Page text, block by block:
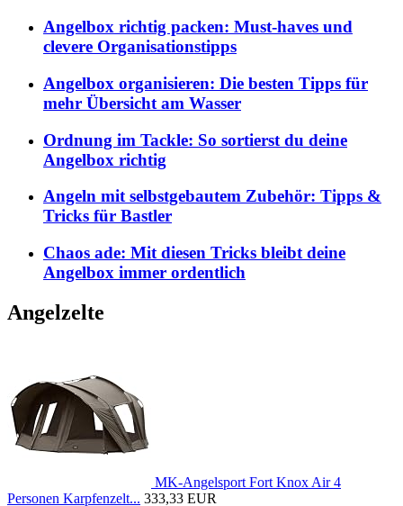
Angelbox richtig packen: Must-haves und
clevere Organisationstipps
Angelbox organisieren: Die besten Tipps für
mehr Übersicht am Wasser
Ordnung im Tackle: So sortierst du deine
Angelbox richtig
Angeln mit selbstgebautem Zubehör: Tipps &
Tricks für Bastler
Chaos ade: Mit diesen Tricks bleibt deine
Angelbox immer ordentlich
Angelzelte
MK-Angelsport Fort Knox Air 4
Personen Karpfenzelt... 333,33 EUR